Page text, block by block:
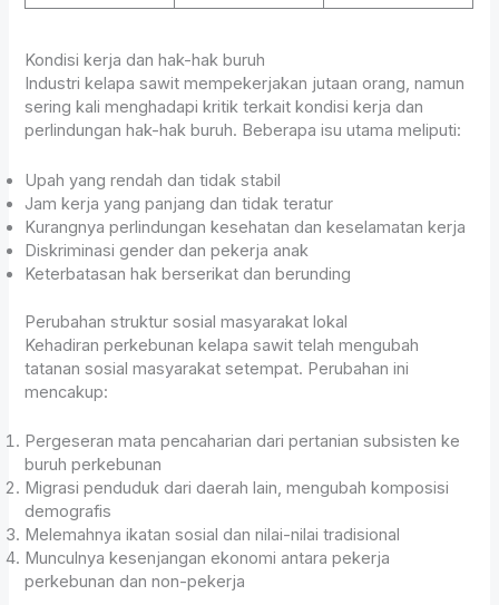
Kondisi kerja dan hak-hak buruh
Industri kelapa sawit mempekerjakan jutaan orang, namun
sering kali menghadapi kritik terkait kondisi kerja dan
perlindungan hak-hak buruh. Beberapa isu utama meliputi:
Upah yang rendah dan tidak stabil
Jam kerja yang panjang dan tidak teratur
Kurangnya perlindungan kesehatan dan keselamatan kerja
Diskriminasi gender dan pekerja anak
Keterbatasan hak berserikat dan berunding
Perubahan struktur sosial masyarakat lokal
Kehadiran perkebunan kelapa sawit telah mengubah
tatanan sosial masyarakat setempat. Perubahan ini
mencakup:
Pergeseran mata pencaharian dari pertanian subsisten ke
buruh perkebunan
Migrasi penduduk dari daerah lain, mengubah komposisi
demografis
Melemahnya ikatan sosial dan nilai-nilai tradisional
Munculnya kesenjangan ekonomi antara pekerja
perkebunan dan non-pekerja